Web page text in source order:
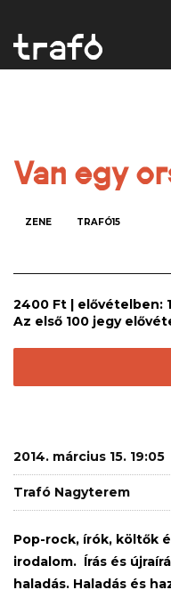
Van egy
ZENE TRAFÓ15
2400 Ft | elővételben:
Az első 100 jegy
2014. március 15. 19:05
Trafó Nagyterem
Pop-rock, írók, költők
irodalom. Írás és
haladás. Haladás és